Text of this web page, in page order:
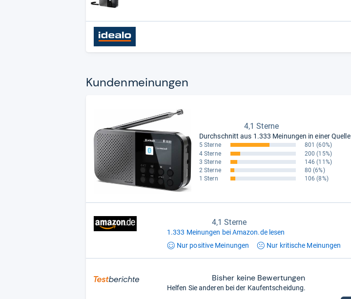
Kun­den­mei­nun­gen
4,1 Sterne
Durchschnitt aus 1.333 Meinungen in einer Quelle
5 Sterne 801 (60%)
4 Sterne
200 (15%)
3 Sterne
146 (11%)
2 Sterne
80 (6%)
1 Stern
106 (8%)
4,1 Sterne
1.333 Meinungen bei Amazon.de lesen
Nur positive Meinungen Nur kritische Meinungen
Bisher keine Bewertungen
Helfen Sie anderen bei der Kaufentscheidung.